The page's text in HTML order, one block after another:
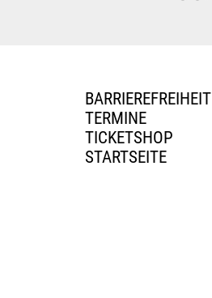
BARRIEREFREIHEIT
TERMINE
TICKETSHOP
STARTSEITE